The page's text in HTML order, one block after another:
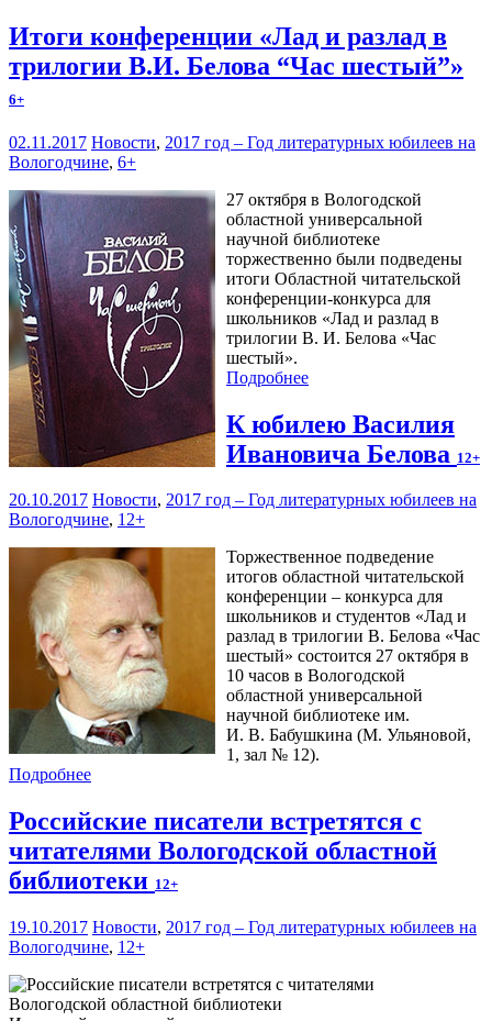
Итоги конференции «Лад и разлад в
трилогии В.И. Белова “Час шестый”»
6+
02.11.2017 Новости, 2017 год – Год литературных юбилеев на
Вологодчине, 6+
27 октября в Вологодской
областной универсальной
научной библиотеке
торжественно были подведены
итоги Областной читательской
конференции-конкурса для
школьников «Лад и разлад в
трилогии В. И. Белова «Час
шестый».
Подробнее
К юбилею Василия
Ивановича Белова 12+
20.10.2017 Новости, 2017 год – Год литературных юбилеев на
Вологодчине, 12+
Торжественное подведение
итогов областной читательской
конференции – конкурса для
школьников и студентов «Лад и
разлад в трилогии В. Белова «Час
шестый» состоится 27 октября в
10 часов в Вологодской
областной универсальной
научной библиотеке им.
И. В. Бабушкина (М. Ульяновой,
1, зал № 12).
Подробнее
Российские писатели встретятся с
читателями Вологодской областной
библиотеки 12+
19.10.2017 Новости, 2017 год – Год литературных юбилеев на
Вологодчине, 12+